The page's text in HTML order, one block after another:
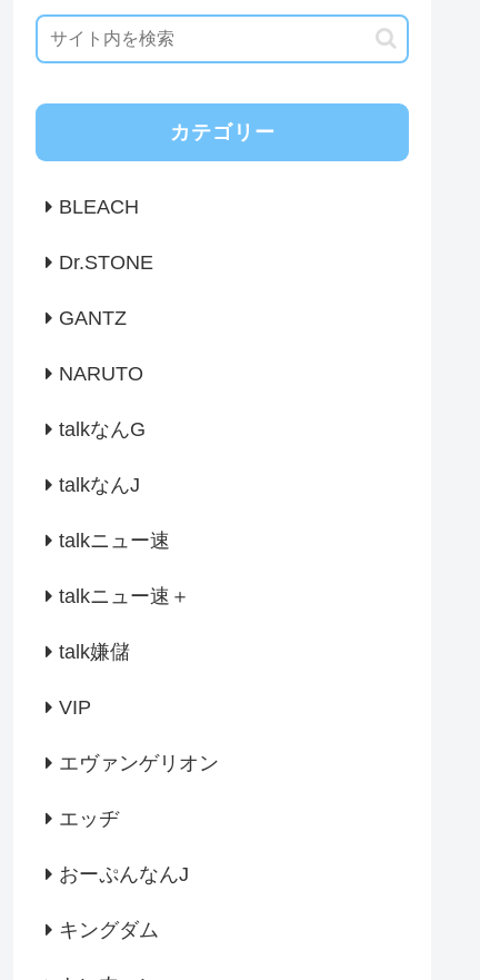
カテゴリー
BLEACH
Dr.STONE
GANTZ
NARUTO
talkなんG
talkなんJ
talkニュー速
talkニュー速＋
talk嫌儲
VIP
エヴァンゲリオン
エッヂ
おーぷんなんJ
キングダム